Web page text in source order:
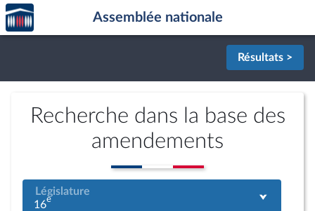
Aller au contenu
Aller en bas de la page
Accèder
à la
page
Assemblée nationale
Résultats >
Recherche dans la base des
amendements
Législature
16e